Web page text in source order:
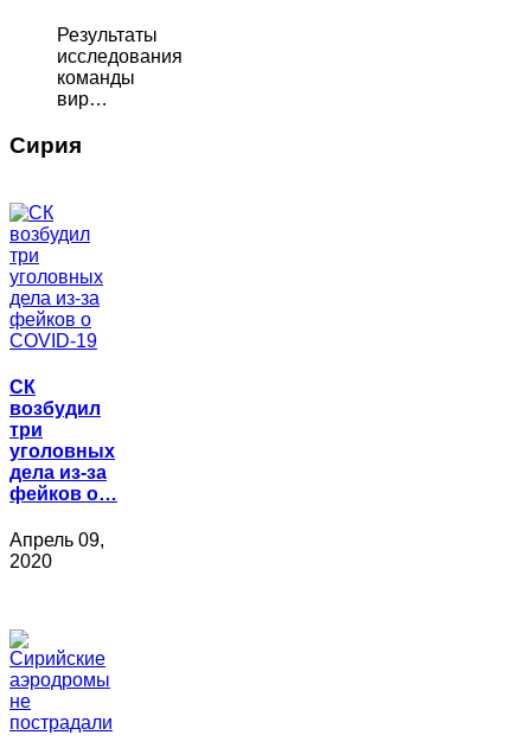
Результаты
исследования
команды
вир…
Сирия
СК
возбудил
три
уголовных
дела из-за
фейков о…
Апрель 09,
2020